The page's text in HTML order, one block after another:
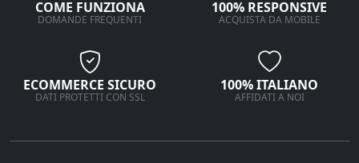
COME FUNZIONA
DOMANDE FREQUENTI
100% RESPONSIVE
ACQUISTA DA MOBILE
ECOMMERCE SICURO
DATI PROTETTI CON SSL
100% ITALIANO
AFFIDATI A NOI